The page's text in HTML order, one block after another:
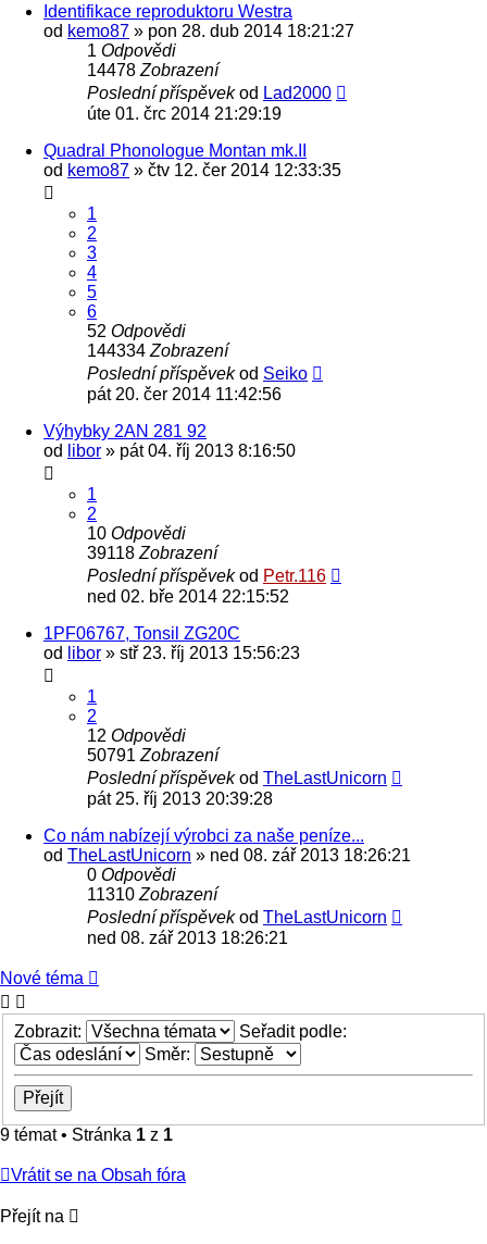
Identifikace reproduktoru Westra
od kemo87 » pon 28. dub 2014 18:21:27
1 Odpovědi
14478 Zobrazení
Poslední příspěvekod Lad2000
úte 01. črc 2014 21:29:19
Quadral Phonologue Montan mk.II
od kemo87 » čtv 12. čer 2014 12:33:35
1
2
3
4
5
6
52 Odpovědi
144334 Zobrazení
Poslední příspěvekod Seiko
pát 20. čer 2014 11:42:56
Výhybky 2AN 281 92
od
libor » pát 04. říj 2013 8:16:50
1
2
10 Odpovědi
39118 Zobrazení
Poslední příspěvekod Petr.116
ned 02. bře 2014 22:15:52
1PF06767, Tonsil ZG20C
od
libor » stř 23. říj 2013 15:56:23
1
2
12 Odpovědi
50791 Zobrazení
Poslední příspěvekod TheLastUnicorn
pát 25. říj 2013 20:39:28
Co nám nabízejí výrobci za naše peníze...
od TheLastUnicorn » ned 08. zář 2013 18:26:21
0 Odpovědi
11310 Zobrazení
Poslední příspěvekod TheLastUnicorn
ned 08. zář 2013 18:26:21
Nové téma
Zobrazit:
Seřadit podle:
Směr:
9 témat • Stránka 1 z 1
Vrátit se na Obsah fóra
Přejít na